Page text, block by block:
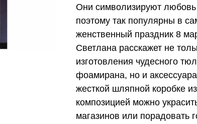
Они символизируют
поэтому так популярны в
женственный праздник 8
Светлана расскажет не
изготовления чудесного
фоамирана, но и
жесткой шляпной коробке
композицией можно
магазинов или порадовать